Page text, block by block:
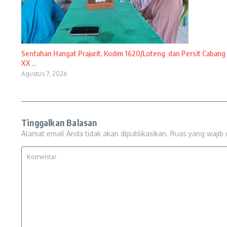
Sentuhan Hangat Prajurit, Kodim 1620/Loteng dan Persit Cabang
XX ...
Agustus 7, 2026
Tinggalkan Balasan
Alamat email Anda tidak akan dipublikasikan. Ruas yang wajib